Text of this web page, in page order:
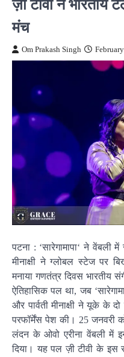
मंच
Om Prakash Singh
पटना : ‘सारेगामापा‘ ने वेंबली में
मीनाक्षी ने ग्लोबल स्टेज पर
मनाया गणतंत्र दिवस भारतीय
ऐतिहासिक पल था, जब
और पार्वती मीनाक्षी ने यूके के
परफॉर्मेंस पेश की। 25 जनवरी
लंदन के ओवो एरीना वेंबली में
दिया। यह पल ज़ी टीवी के इस